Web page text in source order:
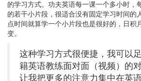
的学习方式。功夫英语每一课一个多小时，
的若干小片段，很适合没有固定学习时间的
点时间就算学一个小片段也是很好的，日积
变。
这种学习方式很便捷，我可以
籍英语教练面对面（视频）的
让我把更多的注意力集中在英